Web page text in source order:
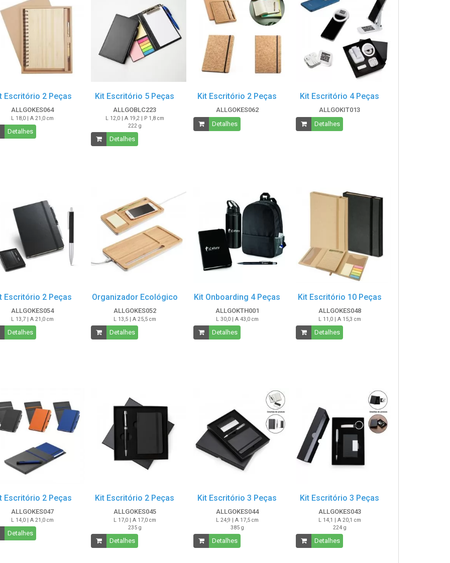
Escritório 2 Peças
ALLGOKES064
L 18,0 | A 21,0 cm
Detalhes
Kit Escritório 5 Peças
ALLGOBLC223
L 12,0 | A 19,2 | P 1,8 cm
222 g
Detalhes
Kit Escritório 2 Peças
ALLGOKES062
Detalhes
Kit Escritório 4 Peças
ALLGOKIT013
Detalhes
Escritório 2 Peças
ALLGOKES054
L 13,7 | A 21,0 cm
Detalhes
Organizador Ecológico
ALLGOKES052
L 13,5 | A 25,5 cm
Detalhes
Kit Onboarding 4 Peças
ALLGOKTH001
L 30,0 | A 43,0 cm
Detalhes
Kit Escritório 10 Peças
ALLGOKES048
L 11,0 | A 15,3 cm
Detalhes
Escritório 2 Peças
ALLGOKES047
L 14,0 | A 21,0 cm
Detalhes
Kit Escritório 2 Peças
ALLGOKES045
L 17,0 | A 17,0 cm
235 g
Detalhes
Kit Escritório 3 Peças
ALLGOKES044
L 24,9 | A 17,5 cm
385 g
Detalhes
Kit Escritório 3 Peças
ALLGOKES043
L 14,1 | A 20,1 cm
224 g
Detalhes